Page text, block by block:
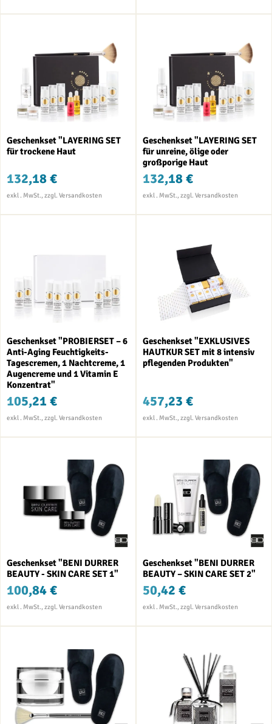
Geschenkset "LAYERING SET
für trockene Haut
132,18 €
Geschenkset "LAYERING SET
für unreine, ölige oder
großporige Haut
132,18 €
Geschenkset "PROBIERSET – 6
Anti-Aging Feuchtigkeits-
Tagescremen, 1 Nachtcreme, 1
Augencreme und 1 Vitamin E
Konzentrat"
105,21 €
Geschenkset "EXKLUSIVES
HAUTKUR SET mit 8 intensiv
pflegenden Produkten"
457,23 €
Geschenkset "BENI DURRER
BEAUTY - SKIN CARE SET 1"
100,84 €
Geschenkset "BENI DURRER
BEAUTY – SKIN CARE SET 2"
50,42 €